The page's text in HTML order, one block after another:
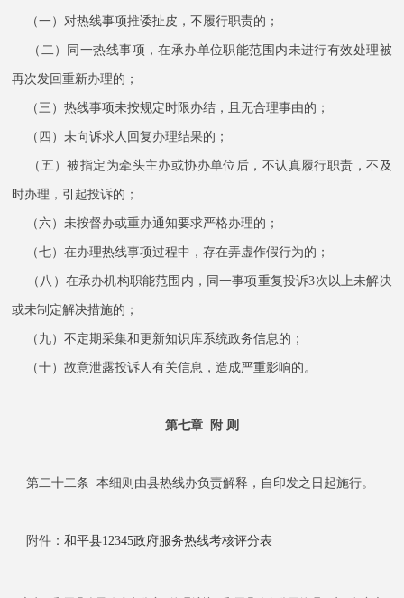
（一）对热线事项推诿扯皮，不履行职责的；
（二）同一热线事项，在承办单位职能范围内未进行有效处理被
再次发回重新办理的；
（三）热线事项未按规定时限办结，且无合理事由的；
（四）未向诉求人回复办理结果的；
（五）被指定为牵头主办或协办单位后，不认真履行职责，不及
时办理，引起投诉的；
（六）未按督办或重办通知要求严格办理的；
（七）在办理热线事项过程中，存在弄虚作假行为的；
（八）在承办机构职能范围内，同一事项重复投诉3次以上未解决
或未制定解决措施的；
（九）不定期采集和更新知识库系统政务信息的；
（十）故意泄露投诉人有关信息，造成严重影响的。
第七章 附 则
第二十二条 本细则由县热线办负责解释，自印发之日起施行。
附件：和平县12345政府服务热线考核评分表